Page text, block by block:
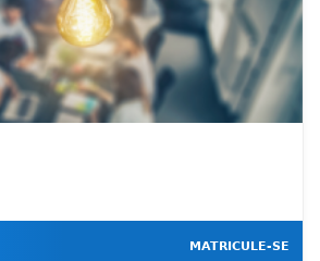
MATRICULE-SE